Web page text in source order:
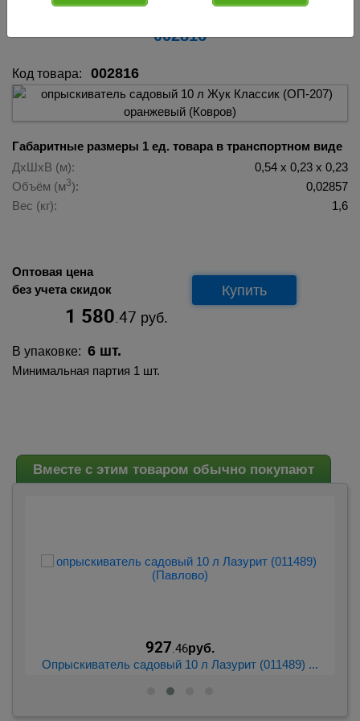
002816
Код товара: 002816
Габаритные размеры 1 ед. товара в транспортном виде
ДхШхВ (м):
0,54 х 0,23 х 0,23
Объём (м3):
0,02857
Вес (кг):
1,6
Оптовая цена
без учета скидок
1 580.47 руб.
Купить
В упаковке: 6 шт.
Минимальная партия 1 шт.
Вместе с этим товаром обычно покупают
927 .46руб.
Опрыскиватель садовый 10 л Лазурит (011489) ...